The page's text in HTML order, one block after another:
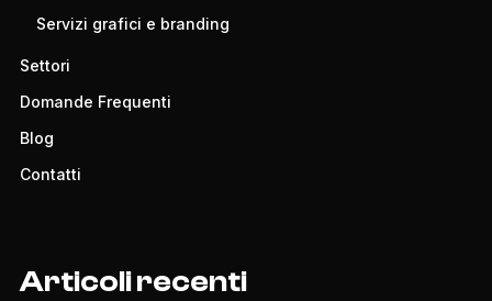
Servizi grafici e branding
Settori
Domande Frequenti
Blog
Contatti
Articoli recenti